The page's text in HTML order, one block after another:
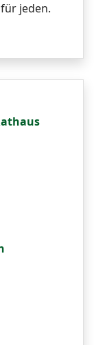
jeden.